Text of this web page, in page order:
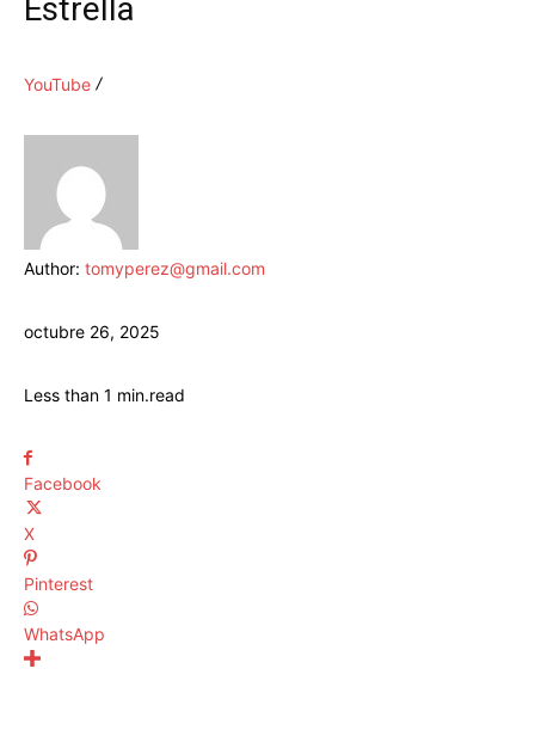
Estrella
YouTube
Author: tomyperez@gmail.com
octubre 26, 2025
Less than 1 min.read
Facebook
X
Pinterest
WhatsApp